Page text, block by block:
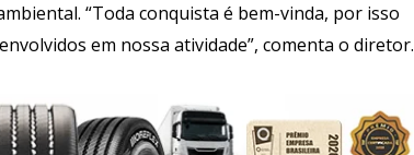
“Toda conquista é bem-vinda, por isso
em nossa atividade”, comenta o diretor.